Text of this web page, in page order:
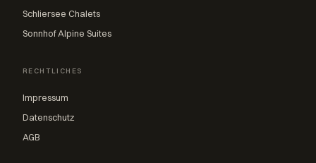
Schliersee Chalets
Sonnhof Alpine Suites
RECHTLICHES
Impressum
Datenschutz
AGB